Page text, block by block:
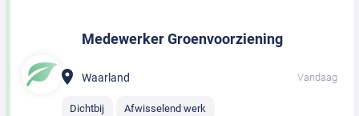
Medewerker Groenvoorziening
Waarland Vandaag
Dichtbij Afwisselend werk